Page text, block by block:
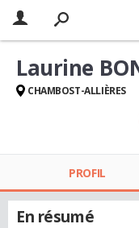
Laurine
CHAMBOST-ALLIÈRES
PROFIL
En résumé